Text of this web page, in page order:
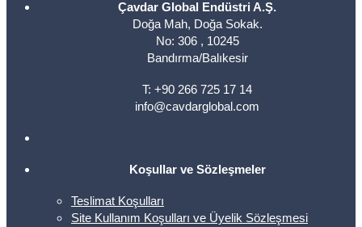
Çavdar Global Endüstri A.Ş.
Doğa Mah, Doğa Sokak.
No: 306 , 10245
Bandırma/Balıkesir
T: +90 266 725 17 14
info@cavdarglobal.com
Koşullar ve Sözleşmeler
Teslimat Koşulları
Site Kullanım Koşulları ve Üyelik Sözleşmesi